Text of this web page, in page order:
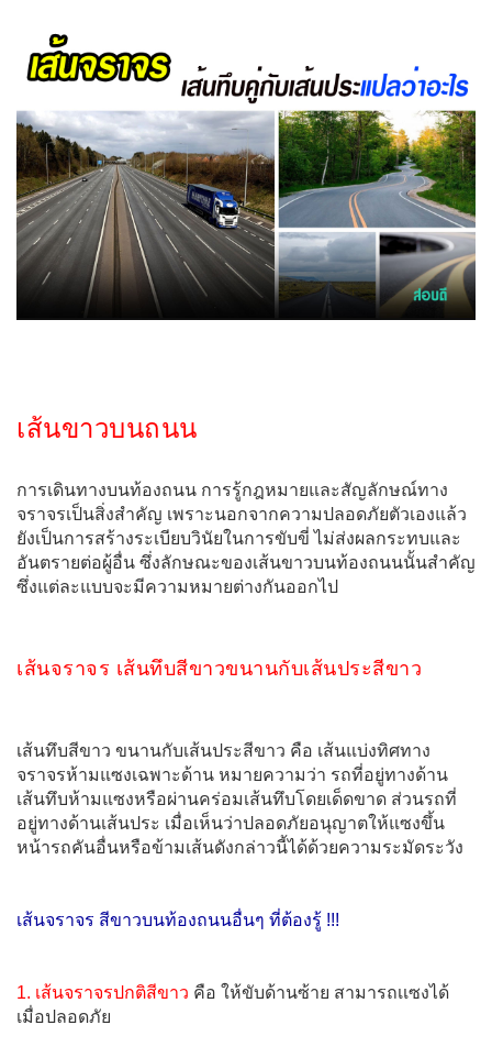
เส้นขาวบนถนน
การเดินทางบนท้องถนน การรู้กฎหมายและสัญลักษณ์ทาง
จราจรเป็นสิ่งสำคัญ เพราะนอกจากความปลอดภัยตัวเองแล้ว
ยังเป็นการสร้างระเบียบวินัยในการขับขี่ ไม่ส่งผลกระทบและ
อันตรายต่อผู้อื่น ซึ่งลักษณะของเส้นขาวบนท้องถนนนั้นสำคัญ
ซึ่งแต่ละแบบจะมีความหมายต่างกันออกไป
เส้นจราจร เส้นทึบสีขาวขนานกับเส้นประสีขาว
เส้นทึบสีขาว ขนานกับเส้นประสีขาว คือ เส้นแบ่งทิศทาง
จราจรห้ามแซงเฉพาะด้าน หมายความว่า รถที่อยู่ทางด้าน
เส้นทึบห้ามแซงหรือผ่านคร่อมเส้นทึบโดยเด็ดขาด ส่วนรถที่
อยู่ทางด้านเส้นประ เมื่อเห็นว่าปลอดภัยอนุญาตให้แซงขึ้น
หน้ารถคันอื่นหรือข้ามเส้นดังกล่าวนี้ได้ด้วยความระมัดระวัง
เส้นจราจร สีขาวบนท้องถนนอื่นๆ ที่ต้องรู้ !!!
1. เส้นจราจรปกติสีขาว คือ ให้ขับด้านซ้าย สามารถเเซงได้
เมื่อปลอดภัย